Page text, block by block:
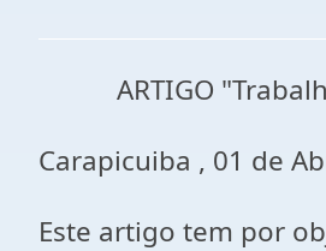
ARTIGO
Carapicuiba , 01 de
Este artigo tem por